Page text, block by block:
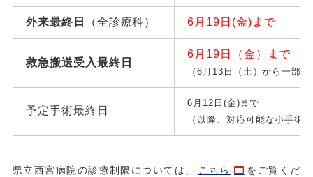
外来最終日 （全診療科） 6月19日(金)まで
救急搬送受入最終日
6月19日（金）まで
（6月13日（土）から一部
予定手術最終日
6月12日(金)まで
（以降、対応可能な小手術
県立西宮病院の診療制限については、 こちら
をご覧くだ